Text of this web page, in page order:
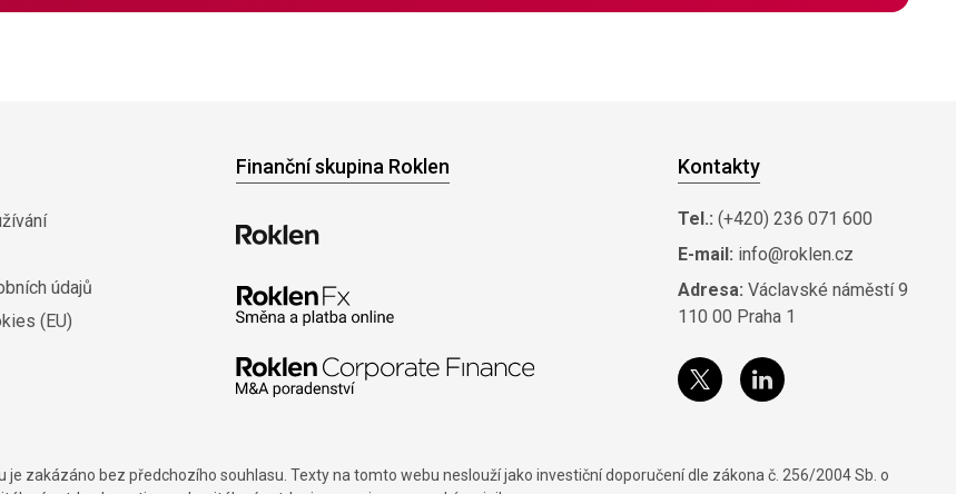
údajů
(EU)
Finanční skupina Roklen Kontakty
Tel.: (+420) 236 071 600
E-mail: info@roklen.cz
Adresa: Václavské náměstí 9
110 00 Praha 1
zakázáno bez předchozího souhlasu. Texty na tomto webu neslouží jako investiční doporučení dle zákona č. 256/2004 Sb. o